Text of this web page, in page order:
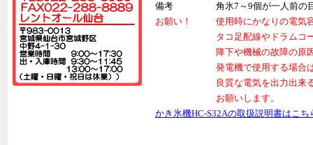
備考
角氷7～9個が一人前の
お願い！
使用時にかなりの電気
タコ足配線やドラムコ
降下や機械の故障の原
発電機で使用する場合
良質な電気を出力出来
お願いします。
かき氷機HC-S32Aの取扱説明書はこち